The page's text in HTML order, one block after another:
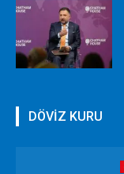
DÖVİZ KURU